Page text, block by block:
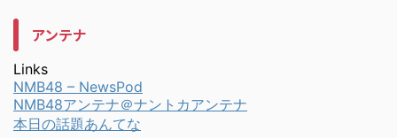
アンテナ
Links
NMB48 – NewsPod
NMB48アンテナ＠ナントカアンテナ
本日の話題あんてな